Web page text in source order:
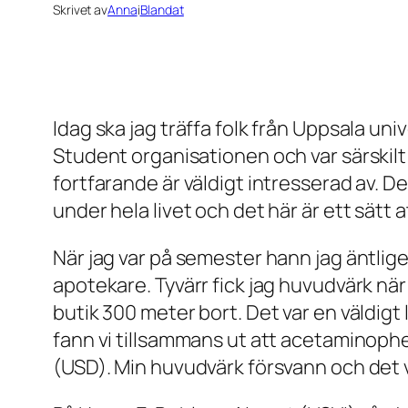
Skrivet avAnnaiBlandat
Idag ska jag träffa folk från Uppsala
Student organisationen och var
fortfarande är väldigt intresserad av.
under hela livet och det här är ett sätt
När jag var på semester hann jag
apotekare. Tyvärr fick jag huvudvärk
butik 300 meter bort. Det var en
fann vi tillsammans ut att
(USD). Min huvudvärk försvann och